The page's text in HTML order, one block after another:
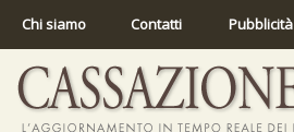
Chi siamo Contatti Pubblicità